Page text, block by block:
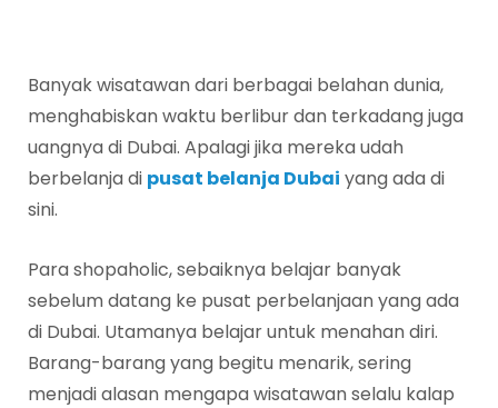
Banyak wisatawan dari berbagai belahan dunia,
menghabiskan waktu berlibur dan terkadang juga
uangnya di Dubai. Apalagi jika mereka udah
berbelanja di pusat belanja Dubai yang ada di
sini.
Para shopaholic, sebaiknya belajar banyak
sebelum datang ke pusat perbelanjaan yang ada
di Dubai. Utamanya belajar untuk menahan diri.
Barang-barang yang begitu menarik, sering
menjadi alasan mengapa wisatawan selalu kalap